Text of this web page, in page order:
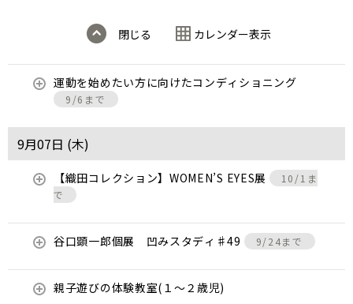
閉じる カレンダー表示
運動を始めたい方に向けたコンディショニング
9/6まで
9月07日 (木)
【織田コレクション】WOMEN’S EYES展
10/1ま
で
谷口顕一郎個展 凹みスタディ♯49 9/24まで
親子遊びの体験教室(１～２歳児)